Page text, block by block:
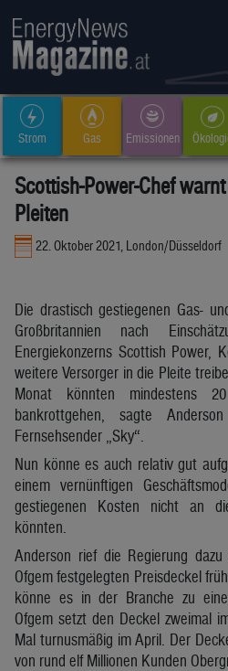
Strom Gas Emissionen
Scottish-Power-Chef
Pleiten
22. Oktober 2021, London/Düsseldorf
Die drastisch gestiegenen Gas-
Großbritannien nach
Energiekonzerns Scottish Power,
weitere Versorger in die Pleite
Monat könnten mindestens
bankrottgehen, sagte
Fernsehsender „Sky“.
Nun könne es auch relativ gut
einem vernünftigen
gestiegenen Kosten nicht an
könnten.
Anderson rief die Regierung
Ofgem festgelegten Preisdeckel
könne es in der Branche zu
Ofgem setzt den Deckel zweimal
Mal turnusmäßig im April. Der
von rund elf Millionen Kunden